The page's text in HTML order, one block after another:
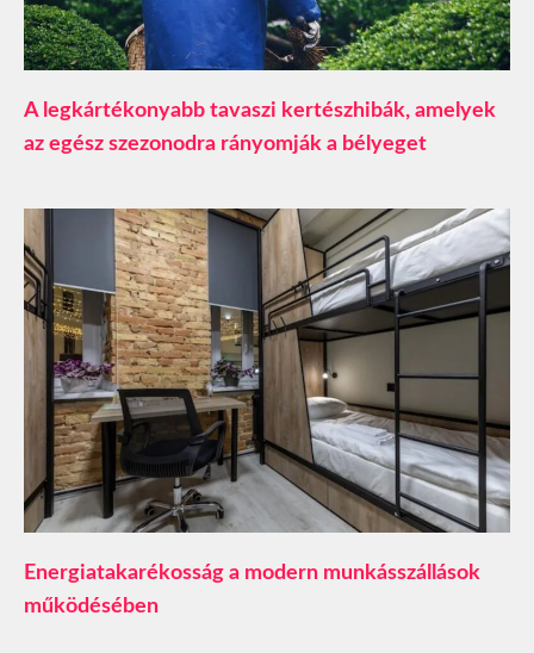
A legkártékonyabb tavaszi kertészhibák, amelyek
az egész szezonodra rányomják a bélyeget
​Energiatakarékosság a modern munkásszállások
működésében